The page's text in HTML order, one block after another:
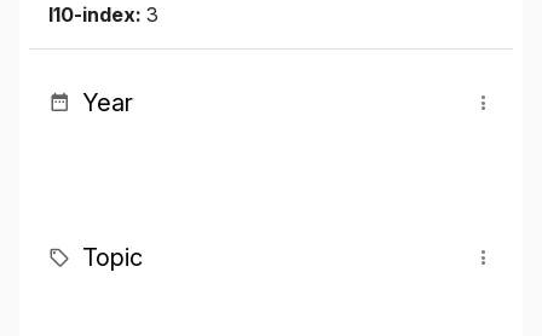
I10-index: 3
Year
Topic